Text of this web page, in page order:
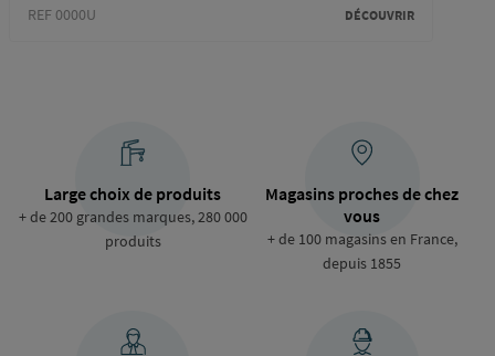
REF 0000U DÉCOUVRIR
Large choix de produits
+ de 200 grandes marques, 280 000
produits
Magasins proches de chez
vous
+ de 100 magasins en France,
depuis 1855